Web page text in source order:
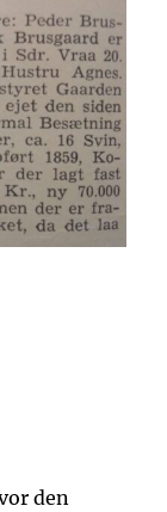
den